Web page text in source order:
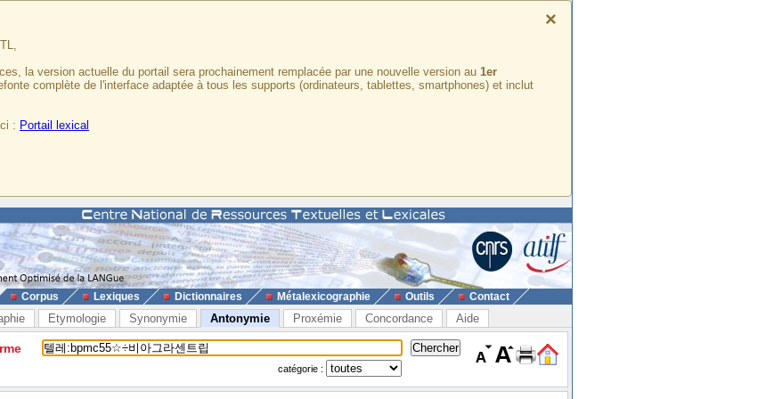
×
la version actuelle du portail sera prochainement remplacée par une nouvelle version au 1er
complète de l'interface adaptée à tous les supports (ordinateurs, tablettes, smartphones) et inclut
: Portail lexical
Corpus Lexiques Dictionnaires Métalexicographie Outils Contact
Etymologie Synonymie Antonymie Proxémie Concordance Aide
catégorie :